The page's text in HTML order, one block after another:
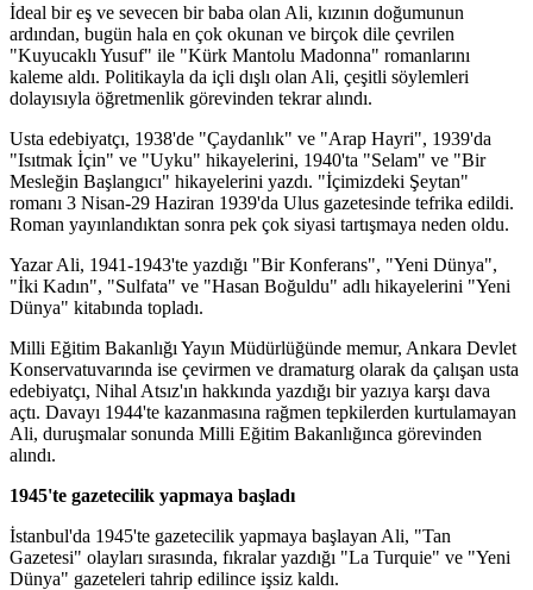
İdeal bir eş ve sevecen bir baba olan Ali, kızının doğumunun
ardından, bugün hala en çok okunan ve birçok dile çevrilen
"Kuyucaklı Yusuf" ile "Kürk Mantolu Madonna" romanlarını
kaleme aldı. Politikayla da içli dışlı olan Ali, çeşitli söylemleri
dolayısıyla öğretmenlik görevinden tekrar alındı.
Usta edebiyatçı, 1938'de "Çaydanlık" ve "Arap Hayri", 1939'da
"Isıtmak İçin" ve "Uyku" hikayelerini, 1940'ta "Selam" ve "Bir
Mesleğin Başlangıcı" hikayelerini yazdı. "İçimizdeki Şeytan"
romanı 3 Nisan-29 Haziran 1939'da Ulus gazetesinde tefrika edildi.
Roman yayınlandıktan sonra pek çok siyasi tartışmaya neden oldu.
Yazar Ali, 1941-1943'te yazdığı "Bir Konferans", "Yeni Dünya",
"İki Kadın", "Sulfata" ve "Hasan Boğuldu" adlı hikayelerini "Yeni
Dünya" kitabında topladı.
Milli Eğitim Bakanlığı Yayın Müdürlüğünde memur, Ankara Devlet
Konservatuvarında ise çevirmen ve dramaturg olarak da çalışan usta
edebiyatçı, Nihal Atsız'ın hakkında yazdığı bir yazıya karşı dava
açtı. Davayı 1944'te kazanmasına rağmen tepkilerden kurtulamayan
Ali, duruşmalar sonunda Milli Eğitim Bakanlığınca görevinden
alındı.
1945'te gazetecilik yapmaya başladı
İstanbul'da 1945'te gazetecilik yapmaya başlayan Ali, "Tan
Gazetesi" olayları sırasında, fıkralar yazdığı "La Turquie" ve "Yeni
Dünya" gazeteleri tahrip edilince işsiz kaldı.